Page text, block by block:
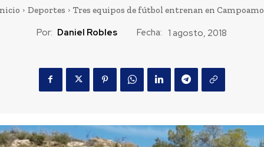
Deportes Tres equipos de fútbol entrenan en
Por: Daniel Robles Fecha: 1 agosto, 2018